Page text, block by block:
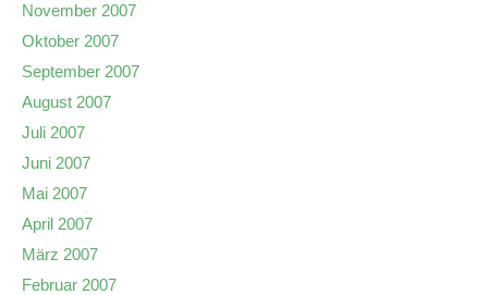
November 2007
Oktober 2007
September 2007
August 2007
Juli 2007
Juni 2007
Mai 2007
April 2007
März 2007
Februar 2007